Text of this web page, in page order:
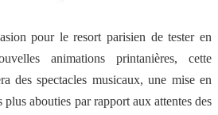
pour le resort parisien de tester en
animations printanières, cette
des spectacles musicaux, une mise en
plus abouties par rapport aux attentes des